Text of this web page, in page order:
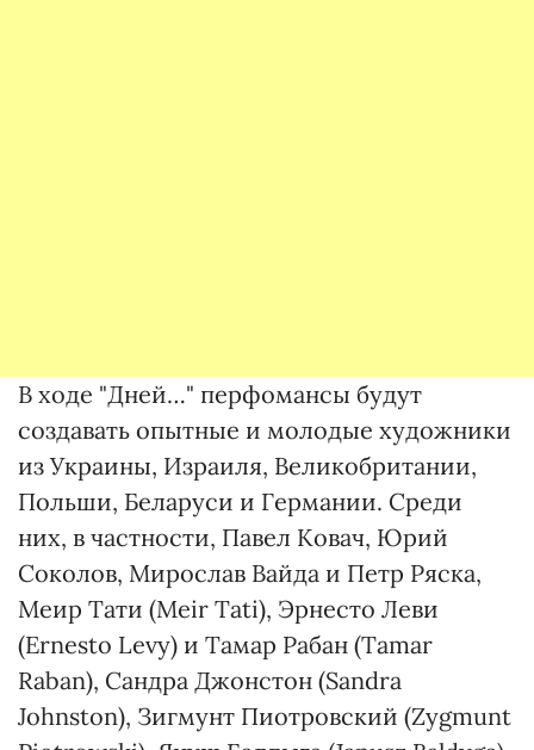
В ходе "Дней…" перфомансы будут
создавать опытные и молодые художники
из Украины, Израиля, Великобритании,
Польши, Беларуси и Германии. Среди
них, в частности, Павел Ковач, Юрий
Соколов, Мирослав Вайда и Петр Ряска,
Меир Тати (Meir Tati), Эрнесто Леви
(Ernesto Levy) и Тамар Рабан (Tamar
Raban), Сандра Джонстон (Sandra
Johnston), Зигмунт Пиотровский (Zygmunt